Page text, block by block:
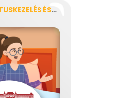
KONFLIKTUSKEZELÉS ÉS KOMMUNIKÁCIÓ